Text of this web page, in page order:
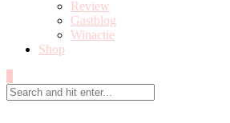
Review
Gastblog
Winactie
Shop